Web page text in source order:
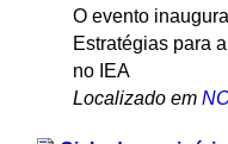
O evento
Estratégias para
no IEA
Localizado em